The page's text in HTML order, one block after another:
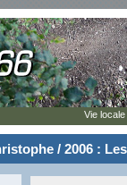
/ 2006 :
Vie